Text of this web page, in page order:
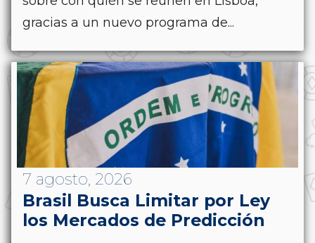
gracias a un nuevo programa de...
7 agosto, 2026
Brasil Busca Limitar por Ley
los Mercados de Predicción